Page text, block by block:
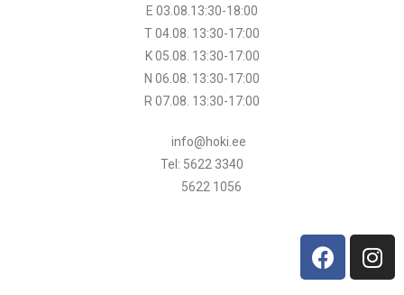
E 03.08.13:30-18:00
T 04.08. 13:30-17:00
K 05.08. 13:30-17:00
N 06.08. 13:30-17:00
R 07.08. 13:30-17:00
info@hoki.ee
Tel: 5622 3340
5622 1056